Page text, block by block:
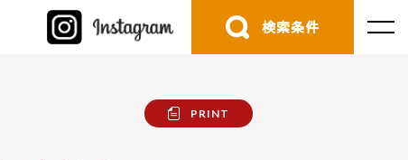
検索条件
PRINT